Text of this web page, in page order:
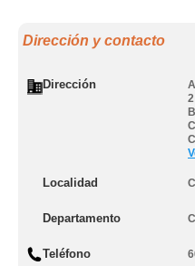
Dirección y contacto
Dirección
Localidad
Departamento
Teléfono